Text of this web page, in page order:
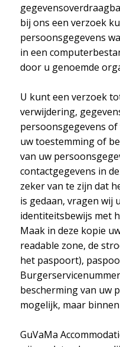
bij ons een verzoek
persoonsgegevens
in een
door u genoemde
U kunt een verzoek
verwijdering,
persoonsgegevens
uw toestemming of
van uw
contactgegevens in
zeker van te zijn dat
is gedaan, vragen wij
identiteitsbewijs met
Maak in deze kopie
readable zone, de
het paspoort),
bescherming van uw
mogelijk, maar
GuVaMa